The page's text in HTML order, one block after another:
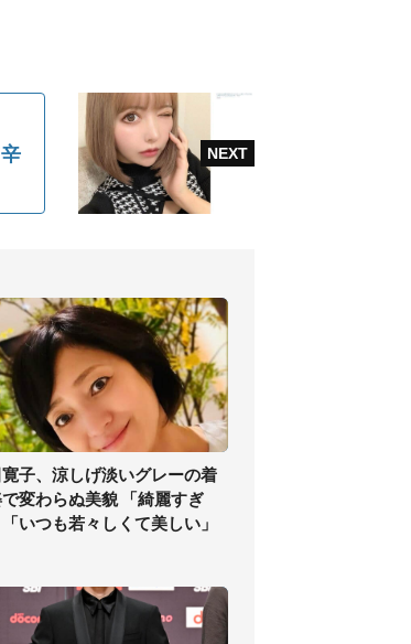
子、涼しげ淡いグレーの着
変わらぬ美貌 「綺麗すぎ
いつも若々しくて美しい」